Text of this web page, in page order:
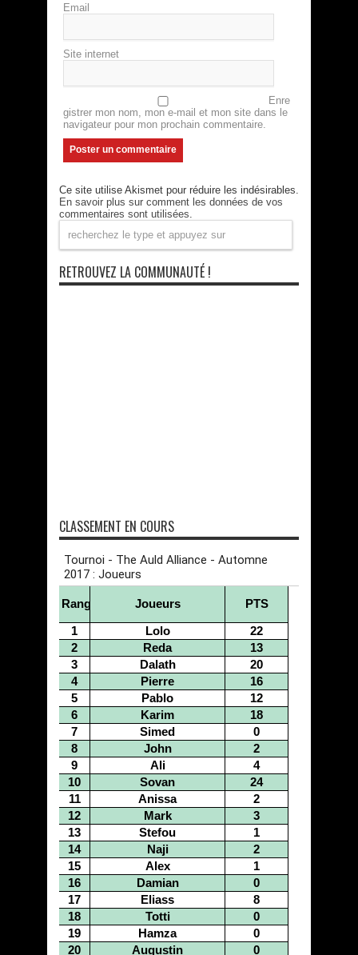
Email
Site internet
Enre
gistrer mon nom, mon e-mail et mon site dans le
navigateur pour mon prochain commentaire.
Ce site utilise Akismet pour réduire les indésirables.
En savoir plus sur comment les données de vos
commentaires sont utilisées
RETROUVEZ LA COMMUNAUTÉ !
CLASSEMENT EN COURS